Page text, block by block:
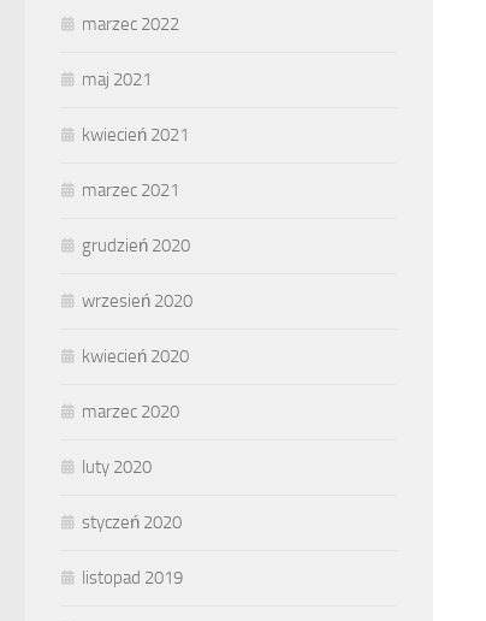
marzec 2022
maj 2021
kwiecień 2021
marzec 2021
grudzień 2020
wrzesień 2020
kwiecień 2020
marzec 2020
luty 2020
styczeń 2020
listopad 2019